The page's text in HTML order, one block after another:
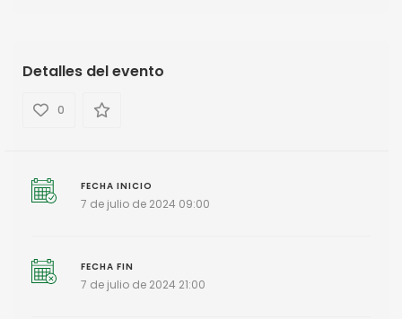
Detalles del evento
0
FECHA INICIO
7 de julio de 2024 09:00
FECHA FIN
7 de julio de 2024 21:00